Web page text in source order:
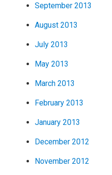
September 2013
August 2013
July 2013
May 2013
March 2013
February 2013
January 2013
December 2012
November 2012